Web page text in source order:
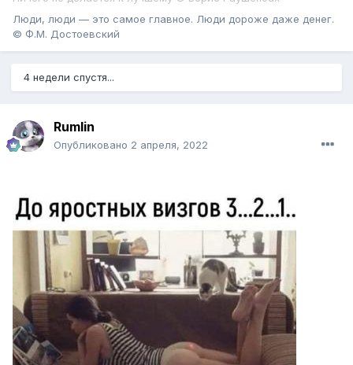
Люди, люди — это самое главное. Люди дороже даже денег.
© Ф.М. Достоевский
4 недели спустя...
Rumlin
Опубликовано 2 апреля, 2022